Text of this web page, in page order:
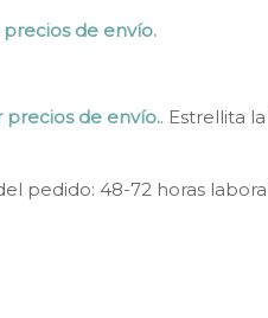
de envío.
de envío.. Estrellita
pedido: 48-72 horas